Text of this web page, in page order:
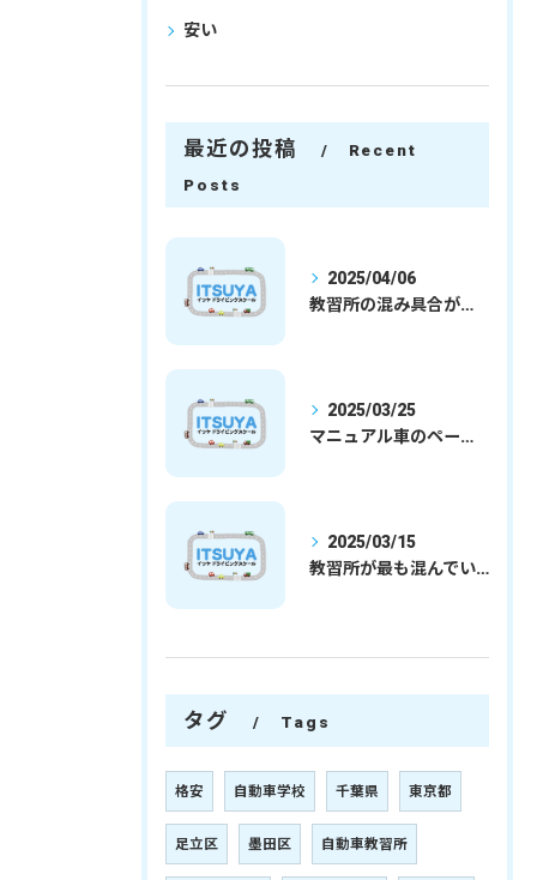
安い
最近の投稿
Recent
Posts
2025/04/06
教習所の混み具合が減ってきました
2025/03/25
マニュアル車のペーパードライバー
2025/03/15
教習所が最も混んでいる時期
タグ Tags
格安 自動車学校 千葉県 東京都
足立区 墨田区 自動車教習所